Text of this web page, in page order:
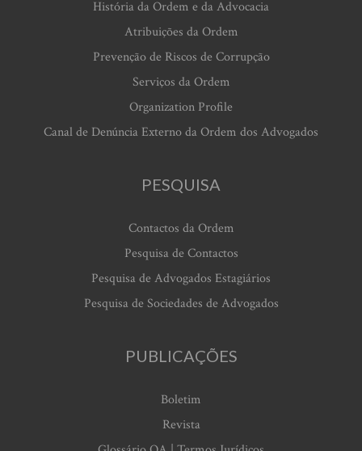
História da Ordem e da Advocacia
Atribuições da Ordem
Prevenção de Riscos de Corrupção
Serviços da Ordem
Organization Profile
Canal de Denúncia Externo da Ordem dos Advogados
PESQUISA
Contactos da Ordem
Pesquisa de Contactos
Pesquisa de Advogados Estagiários
Pesquisa de Sociedades de Advogados
PUBLICAÇÕES
Boletim
Revista